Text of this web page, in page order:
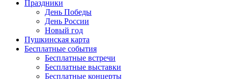
Праздники
День Победы
День России
Новый год
Пушкинская карта
Бесплатные события
Бесплатные встречи
Бесплатные выставки
Бесплатные концерты